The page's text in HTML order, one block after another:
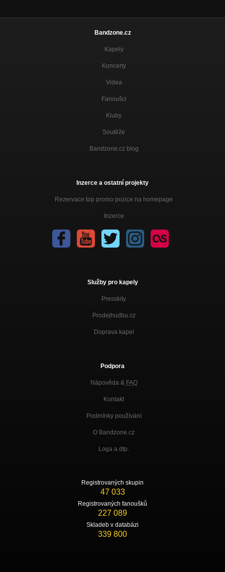
Bandzone.cz
Kapely
Koncerty
Videa
Fanoušci
Kluby
Soutěže
Bandzone.cz blog
Inzerce a ostatní projekty
Rezervace top promo pozice na homepage
Inzerce
Služby pro kapely
Presskity
Prodejhudbu.cz
Doprava kapel
Podpora
Nápověda & FAQ
Kontakt
Podmínky používání
O Bandzone.cz
Loga a dtp.
Registrovaných skupin
47 033
Registrovaných fanoušků
227 089
Skladeb v databázi
339 800